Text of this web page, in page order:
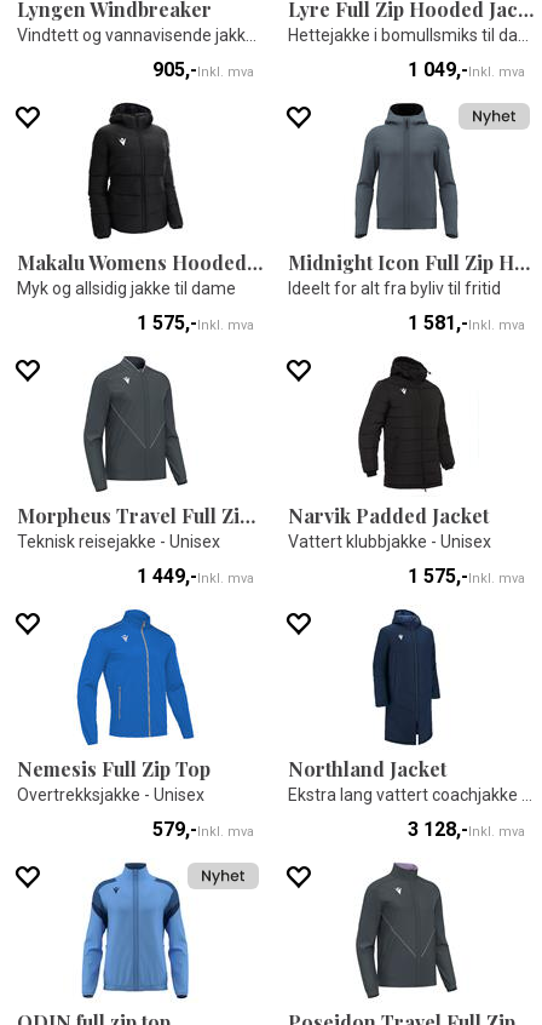
Lyngen Windbreaker
905,-Inkl. mva
Lyre Full Zip Hooded Jacket W
1 049,-Inkl. mva
Makalu Womens Hooded Jacket
Myk og allsidig jakke til dame
1 575,-Inkl. mva
Midnight Icon Full Zip Hoody
Ideelt for alt fra byliv til fritid
1 581,-Inkl. mva
Morpheus Travel Full Zip Top
Teknisk reisejakke - Unisex
1 449,-Inkl. mva
Narvik Padded Jacket
Vattert klubbjakke - Unisex
1 575,-Inkl. mva
Nemesis Full Zip Top
Overtrekksjakke - Unisex
579,-Inkl. mva
Northland Jacket
3 128,-Inkl. mva